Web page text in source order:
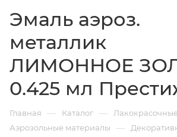
Эмаль аэроз.
металлик
ЛИМОННОЕ
0.425 мл
Главная — Каталог —
Аэрозольные материалы —